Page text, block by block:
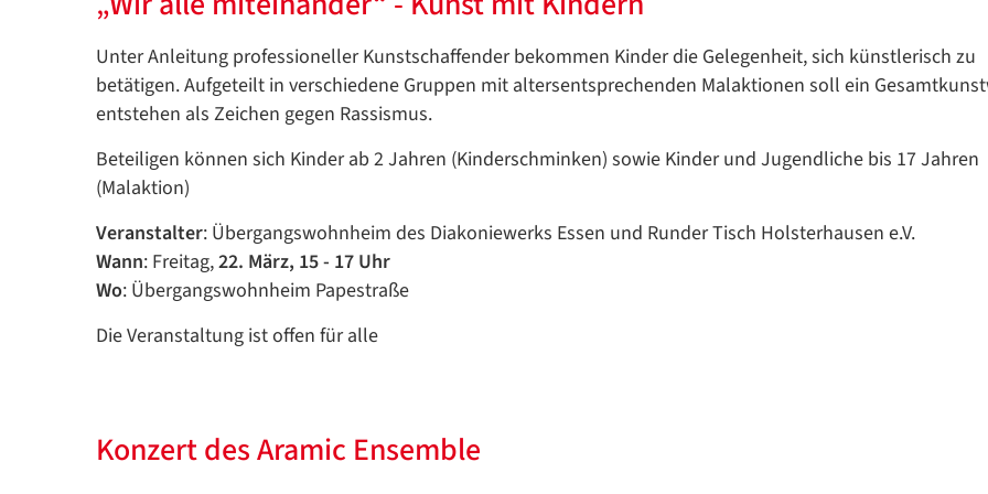
Unter Anleitung professioneller Kunstschaffender bekommen Kinder die Gelegenheit, sich künstlerisch zu
betätigen. Aufgeteilt in verschiedene Gruppen mit altersentsprechenden Malaktionen soll ein
entstehen als Zeichen gegen Rassismus.
Beteiligen können sich Kinder ab 2 Jahren (Kinderschminken) sowie Kinder und Jugendliche bis 17 Jahren
(Malaktion)
Veranstalter: Übergangswohnheim des Diakoniewerks Essen und Runder Tisch Holsterhausen e.V.
Wann: Freitag,22. März, 15 - 17 Uhr
Wo: Übergangswohnheim Papestraße
Die Veranstaltung ist offen für alle
Konzert des Aramic Ensemble